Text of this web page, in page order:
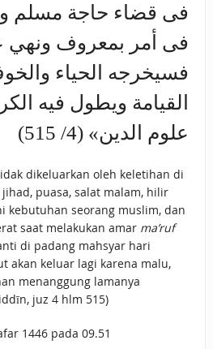
فى قضاء حاجة مسلم
فى أمر بمعروف ونهي
فسيخرجه الحياء
القيامة ويطول فيه
علوم الدين» (4/ 515)
dikeluarkan oleh keletihan di
puasa, salat malam, hilir
kebutuhan seorang muslim, dan
saat melakukan amar ma’ruf
di padang mahsyar hari
akan keluar lagi karena malu,
menanggung lamanya
juz 4 hlm 515)
1446 pada 09.51